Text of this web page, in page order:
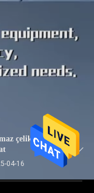
çelik
04-16